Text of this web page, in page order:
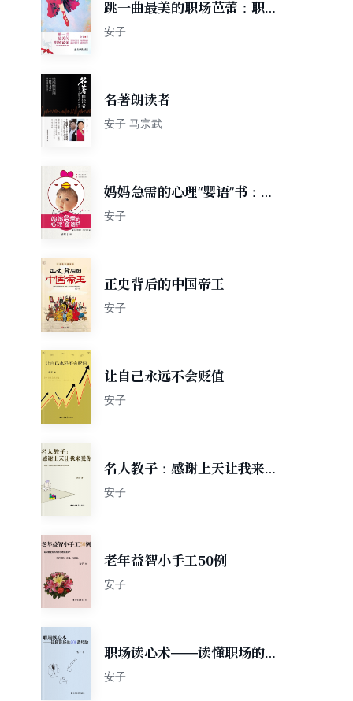
跳一曲最美的职场芭蕾：职业
女性魅力提升宝典
安子
名著朗读者
安子 马宗武
妈妈急需的心理“婴语”书：科
学教育0-2岁宝宝
安子
正史背后的中国帝王
安子
让自己永远不会贬值
安子
名人教子：感谢上天让我来爱
你
安子
老年益智小手工50例
安子
职场读心术——读懂职场的
206条经验
安子